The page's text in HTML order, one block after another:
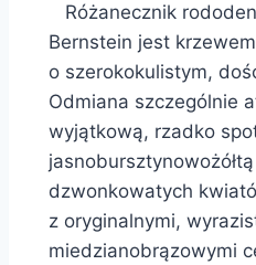
Różanecznik
Bernstein jest
o szerokokulistym,
Odmiana szczególnie
wyjątkową, rzadko
dzwonkowatych
z oryginalnymi,
miedzianobrązowymi